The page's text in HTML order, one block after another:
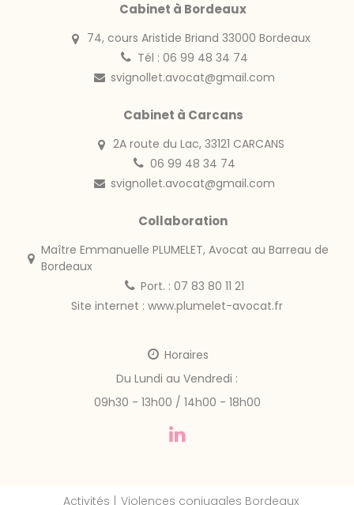
Cabinet à Bordeaux
74, cours Aristide Briand 33000 Bordeaux
Tél : 06 99 48 34 74
svignollet.avocat@gmail.com
Cabinet à Carcans
2A route du Lac, 33121 CARCANS
06 99 48 34 74
svignollet.avocat@gmail.com
Collaboration
Maître Emmanuelle PLUMELET, Avocat au Barreau de
Bordeaux
Port. : 07 83 80 11 21
Site internet : www.plumelet-avocat.fr
Horaires
Du Lundi au Vendredi :
09h30 - 13h00 / 14h00 - 18h00
Activités Violences conjugales Bordeaux